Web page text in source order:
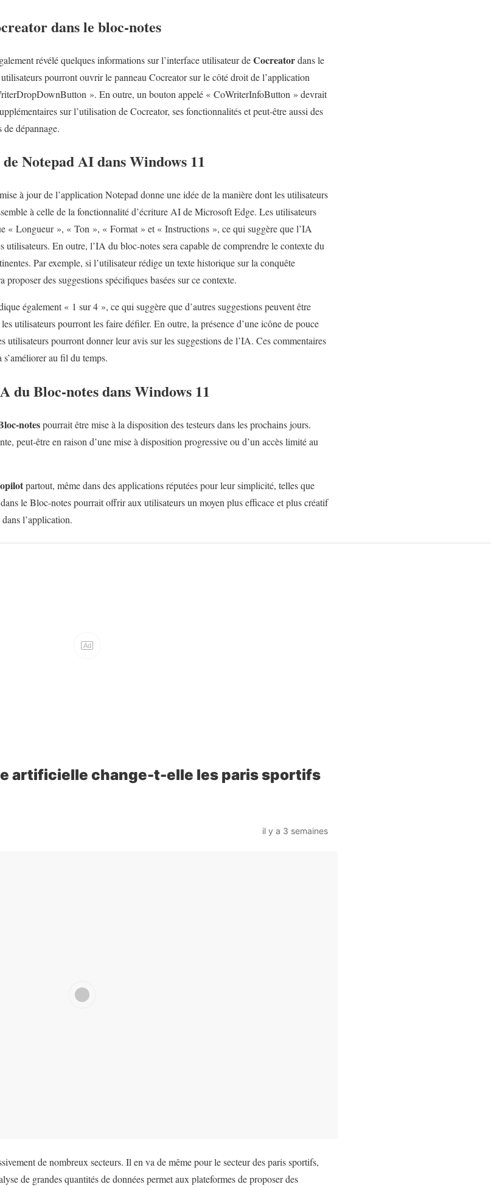
dans le bloc-notes
révélé quelques informations sur l’interface utilisateur deCocreatordans le
pourront ouvrir le panneau Cocreator sur le côté droit de l’application
». En outre, un bouton appelé « CoWriterInfoButton » devrait
sur l’utilisation de Cocreator, ses fonctionnalités et peut-être aussi des
dépannage.
Notepad AI dans Windows 11
à jour de l’application Notepad donne une idée de la manière dont les utilisateurs
à celle de la fonctionnalité d’écriture AI de Microsoft Edge. Les utilisateurs
« Longueur », « Ton », « Format » et « Instructions », ce qui suggère que l’IA
En outre, l’IA du bloc-notes sera capable de comprendre le contexte du
Par exemple, si l’utilisateur rédige un texte historique sur la conquête
des suggestions spécifiques basées sur ce contexte.
également « 1 sur 4 », ce qui suggère que d’autres suggestions peuvent être
utilisateurs pourront les faire défiler. En outre, la présence d’une icône de pouce
utilisateurs pourront donner leur avis sur les suggestions de l’IA. Ces commentaires
au fil du temps.
du Bloc-notes dans Windows 11
notespourrait être mise à la disposition des testeurs dans les prochains jours.
peut-être en raison d’une mise à disposition progressive ou d’un accès limité au
partout, même dans des applications réputées pour leur simplicité, telles que
le Bloc-notes pourrait offrir aux utilisateurs un moyen plus efficace et plus créatif
l’application.